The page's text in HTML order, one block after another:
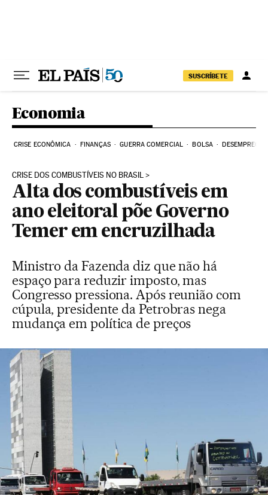
SUSCRÍBETE
Economia
CRISE ECONÔMICA FINANÇAS GUERRA COMERCIAL BOLSA DESEMPREGO
CRISE DOS COMBUSTÍVEIS NO BRASIL
Alta dos combustíveis em
ano eleitoral põe Governo
Temer em encruzilhada
Ministro da Fazenda diz que não há
espaço para reduzir imposto, mas
Congresso pressiona. Após reunião com
cúpula, presidente da Petrobras nega
mudança em política de preços